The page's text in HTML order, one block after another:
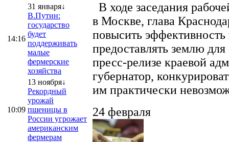
14:16
31 января↓
В.Путин:
государство
будет
поддерживать
малые
фермерские
хозяйства
10:09
13 ноября↓
Рекордный
урожай
пшеницы в
России угрожает
американским
фермерам
В ходе заседания
в Москве, глава
повысить эффективность
предоставлять землю
пресс-релизе краевой
губернатор,
им практически
24 февраля